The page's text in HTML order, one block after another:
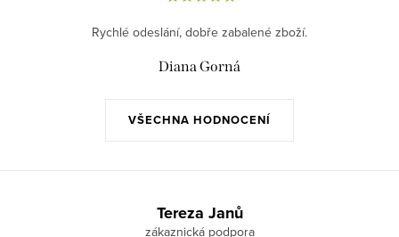
VŠECHNA HODNOCENÍ
Rychlé odeslání, dobře zabalené zboží.
Diana Gorná
Tereza Janů